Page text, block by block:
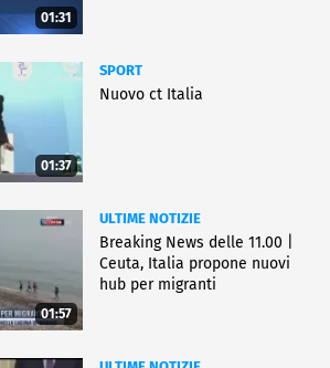
01:31
01:37
SPORT
Nuovo ct Italia
01:57
ULTIME NOTIZIE
Breaking News delle 11.00 |
Ceuta, Italia propone nuovi
hub per migranti